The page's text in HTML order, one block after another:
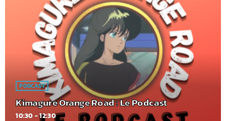
PODCAST
Kimagure Orange Road : Le Podcast
10:30 - 12:30